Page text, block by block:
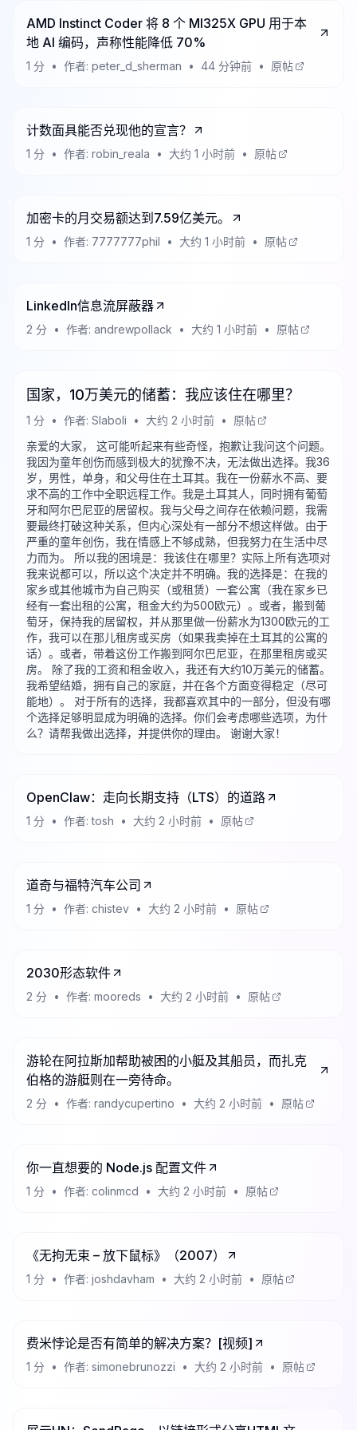
AMD Instinct Coder 将 8 个 MI325X GPU 用于本
地 AI 编码，声称性能降低 70%
1 分 • 作者: peter_d_sherman • 44 分钟前 • 原帖
计数面具能否兑现他的宣言？
1 分 • 作者: robin_reala • 大约 1 小时前 • 原帖
加密卡的月交易额达到7.59亿美元。
1 分 • 作者: 7777777phil • 大约 1 小时前 • 原帖
LinkedIn信息流屏蔽器
2 分 • 作者: andrewpollack • 大约 1 小时前 • 原帖
国家，10万美元的储蓄：我应该住在哪里？
1 分 • 作者: Slaboli • 大约 2 小时前 •
原帖
亲爱的大家， 这可能听起来有些奇怪，抱歉让我问这个问题。
我因为童年创伤而感到极大的犹豫不决，无法做出选择。我36
岁，男性，单身，和父母住在土耳其。我在一份薪水不高、要
求不高的工作中全职远程工作。我是土耳其人，同时拥有葡萄
牙和阿尔巴尼亚的居留权。我与父母之间存在依赖问题，我需
要最终打破这种关系，但内心深处有一部分不想这样做。由于
严重的童年创伤，我在情感上不够成熟，但我努力在生活中尽
力而为。 所以我的困境是：我该住在哪里？实际上所有选项对
我来说都可以，所以这个决定并不明确。我的选择是：在我的
家乡或其他城市为自己购买（或租赁）一套公寓（我在家乡已
经有一套出租的公寓，租金大约为500欧元）。或者，搬到葡
萄牙，保持我的居留权，并从那里做一份薪水为1300欧元的工
作，我可以在那儿租房或买房（如果我卖掉在土耳其的公寓的
话）。或者，带着这份工作搬到阿尔巴尼亚，在那里租房或买
房。 除了我的工资和租金收入，我还有大约10万美元的储蓄。
我希望结婚，拥有自己的家庭，并在各个方面变得稳定（尽可
能地）。 对于所有的选择，我都喜欢其中的一部分，但没有哪
个选择足够明显成为明确的选择。你们会考虑哪些选项，为什
么？请帮我做出选择，并提供你的理由。 谢谢大家！
OpenClaw：走向长期支持（LTS）的道路
1 分 • 作者:tosh • 大约 2 小时前 • 原帖
道奇与福特汽车公司
1 分 • 作者: chistev • 大约 2 小时前 • 原帖
2030形态软件
2 分 • 作者: mooreds • 大约 2 小时前 • 原帖
游轮在阿拉斯加帮助被困的小艇及其船员，而扎克
伯格的游艇则在一旁待命。
2 分 • 作者: randycupertino • 大约 2 小时前 • 原帖
你一直想要的 Node.js 配置文件
1 分 • 作者: colinmcd • 大约 2 小时前 • 原帖
《无拘无束 – 放下鼠标》（2007）
1 分 • 作者: joshdavham • 大约 2 小时前 • 原帖
费米悖论是否有简单的解决方案？[视频]
1 分 • 作者: simonebrunozzi • 大约 2 小时前 • 原帖